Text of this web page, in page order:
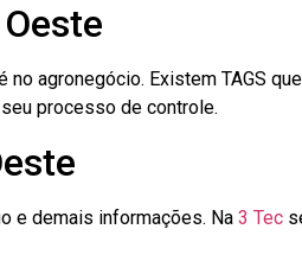
agronegócio. Existem TAGS
processo de controle.
e demais informações. Na 3 Tec